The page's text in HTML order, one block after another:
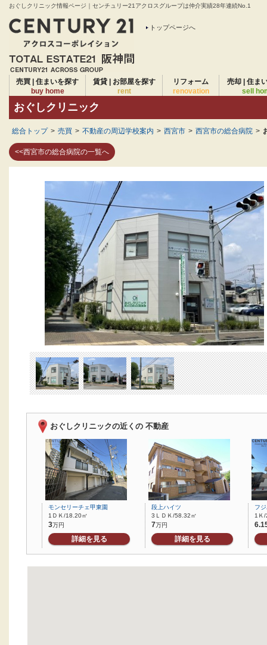
おぐしクリニック情報ページ｜センチュリー21アクロスグループは仲介実績28年連続No.1
トップページへ
売買 | 住まいを探す
buy home
賃貸 | お部屋を探す
rent
リフォーム
renovation
売却 | 住ま
sell
おぐしクリニック
総合トップ > 売買 > 不動産の周辺学校案内 > 西宮市 > 西宮市の総合病院 >
<<西宮市の総合病院の一覧へ
おぐしクリニックの近くの 不動産
モンセリーチェ甲東園
1ＤＫ/18.20㎡
3万円
詳細を見る
段上ハイツ
3ＬＤＫ/58.32㎡
7万円
詳細を見る
フ
1Ｋ